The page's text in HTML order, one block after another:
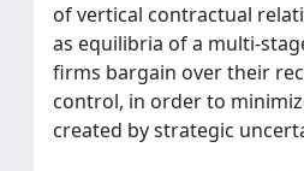
of vertical contractual
as equilibria of a multi-
firms bargain over their
control, in order to
created by strategic